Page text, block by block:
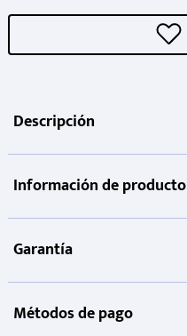
Descripción
Información de producto
Garantía
Métodos de pago